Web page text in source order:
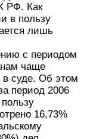
РФ. Как
в пользу
лишь
с периодом
чаще
в суде. Об этом
период 2006
16,73%